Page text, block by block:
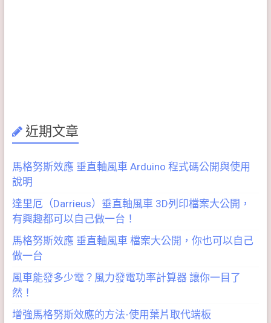
近期文章
馬格努斯效應 垂直軸風車 Arduino 程式碼公開與使用
說明
達里厄（Darrieus）垂直軸風車 3D列印檔案大公開，
有興趣都可以自己做一台！
馬格努斯效應 垂直軸風車 檔案大公開，你也可以自己
做一台
風車能發多少電？風力發電功率計算器 讓你一目了
然！
增強馬格努斯效應的方法-使用葉片取代端板